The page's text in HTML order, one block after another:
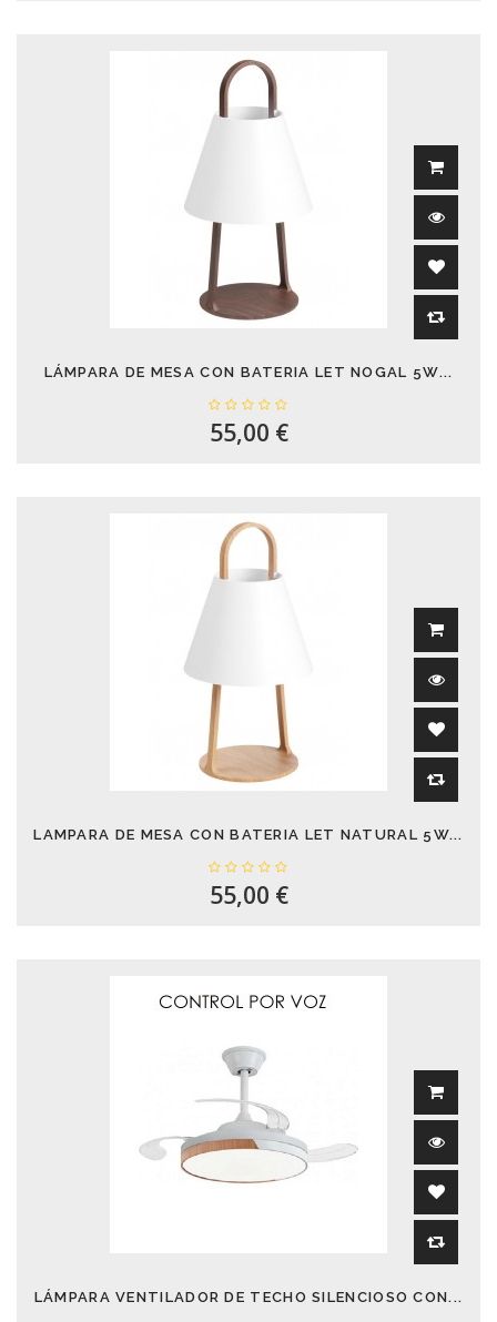
LÁMPARA DE MESA CON BATERIA LET NOGAL 5W...
55,00 €
LAMPARA DE MESA CON BATERIA LET NATURAL 5W...
55,00 €
LÁMPARA VENTILADOR DE TECHO SILENCIOSO CON...